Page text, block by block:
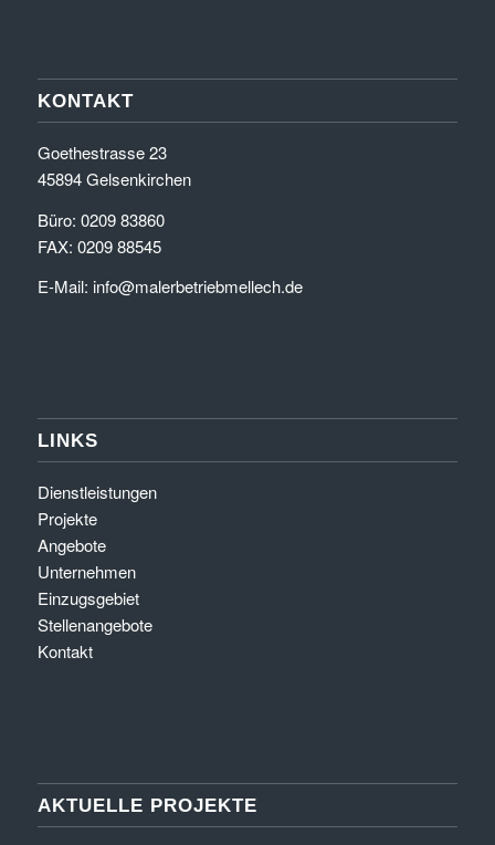
KONTAKT
Goethestrasse 23
45894 Gelsenkirchen
Büro: 0209 83860
FAX: 0209 88545
E-Mail: info@malerbetriebmellech.de
LINKS
Dienstleistungen
Projekte
Angebote
Unternehmen
Einzugsgebiet
Stellenangebote
Kontakt
AKTUELLE PROJEKTE